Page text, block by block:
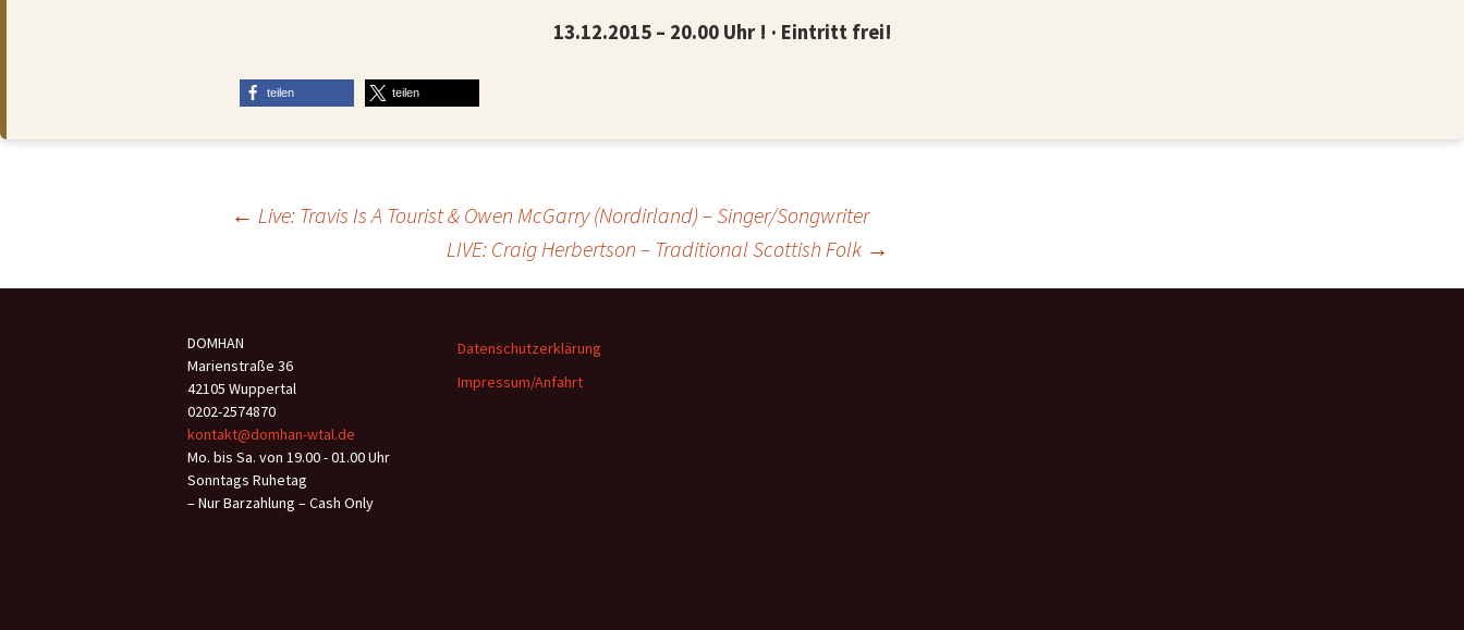
13.12.2015 – 20.00 Uhr ! · Eintritt frei!
teilen teilen
Beitragsnavigation
← Live: Travis Is A Tourist & Owen McGarry (Nordirland) – Singer/Songwriter
LIVE: Craig Herbertson – Traditional Scottish Folk →
DOMHAN
Marienstraße 36
42105 Wuppertal
0202-2574870
kontakt@domhan-wtal.de
Mo. bis Sa. von 19.00 - 01.00 Uhr
Sonntags Ruhetag
– Nur Barzahlung – Cash Only
Datenschutzerklärung
Impressum/Anfahrt